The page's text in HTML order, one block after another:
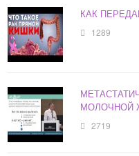
КАК
1289
МОЛОЧНОЙ
2719